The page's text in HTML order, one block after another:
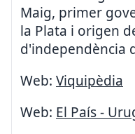
Maig, primer
la Plata i origen
d'independència
Web: Viquipèdia
Web: El País -